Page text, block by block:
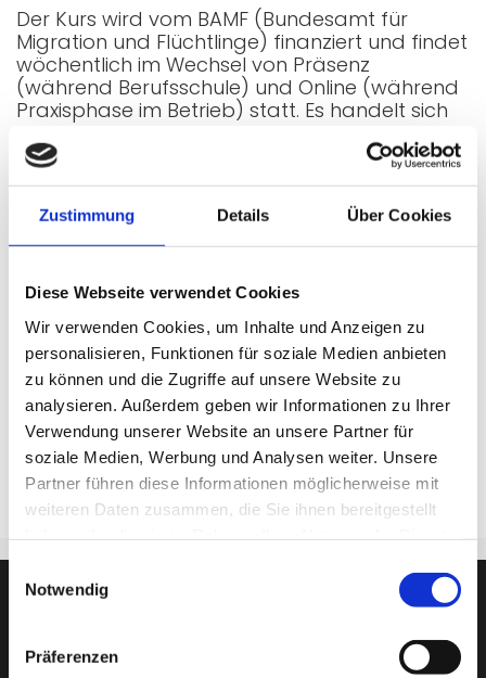
Zustimmung Details Über Cookies
Diese Webseite verwendet Cookies
Wir verwenden Cookies, um Inhalte und Anzeigen zu
personalisieren, Funktionen für soziale Medien anbieten
zu können und die Zugriffe auf unsere Website zu
analysieren. Außerdem geben wir Informationen zu Ihrer
Verwendung unserer Website an unsere Partner für
soziale Medien, Werbung und Analysen weiter. Unsere
Partner führen diese Informationen möglicherweise mit
weiteren Daten zusammen, die Sie ihnen bereitgestellt
Notwendig
Präferenzen
Der Kurs wird vom BAMF (Bundesamt für
Migration und Flüchtlinge) finanziert und findet
wöchentlich im Wechsel von Präsenz
(während Berufsschule) und Online (während
Praxisphase im Betrieb) statt. Es handelt sich
Vokabel- und Grammatikübungen, sondern
der Kurs richtet sich ausschließlich an IT-
Auszubildende im 1. und 2. Lehrjahr.
Bestätigung unterschreiben. Ihre
Auszubildenden sind bereits informiert und
können sich über Moodle anmelden sowie alle
notwendigen Unterlagern runterladen und
ausfüllen.
Bei Fragen können Sie sich gern an Frau Mayr
wenden:oder telefonisch unter 089 – 233 85
245.